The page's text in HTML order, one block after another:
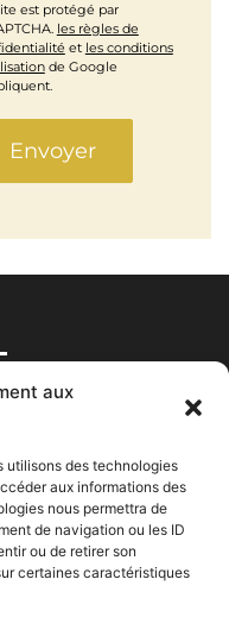
aux
utilisons des technologies
aux informations des
nous permettra de
de navigation ou les ID
ou de retirer son
certaines caractéristiques
est protégé par
les règles de
et les conditions
de Google
Tables